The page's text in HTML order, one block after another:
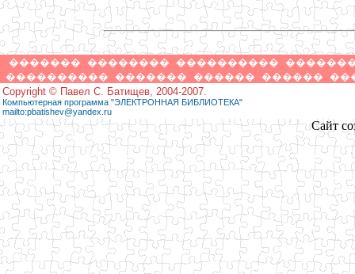
������� �������� ����������
���������� ������� ������ ������
Copyright © Павел С. Батищев, 2004-2007.
Компьютерная программа "ЭЛЕКТРОННАЯ БИБЛИОТЕКА"
mailto:pbatishev@yandex.ru
Сайт